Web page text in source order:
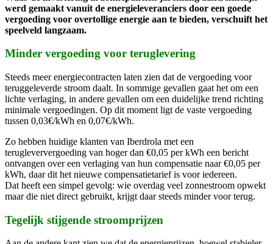
werd gemaakt vanuit de energieleveranciers door een goede
vergoeding voor overtollige energie aan te bieden, verschuift het
speelveld langzaam.
Minder vergoeding voor teruglevering
Steeds meer energiecontracten laten zien dat de vergoeding voor
teruggeleverde stroom daalt. In sommige gevallen gaat het om een
lichte verlaging, in andere gevallen om een duidelijke trend richting
minimale vergoedingen. Op dit moment ligt de vaste vergoeding
tussen 0,03€/kWh en 0,07€/kWh.
Zo hebben huidige klanten van Iberdrola met een
terugleververgoeding van hoger dan €0,05 per kWh een bericht
ontvangen over een verlaging van hun compensatie naar €0,05 per
kWh, daar dit het nieuwe compensatietarief is voor iedereen.
Dat heeft een simpel gevolg: wie overdag veel zonnestroom opwekt
maar die niet direct gebruikt, krijgt daar steeds minder voor terug.
Tegelijk stijgende stroomprijzen